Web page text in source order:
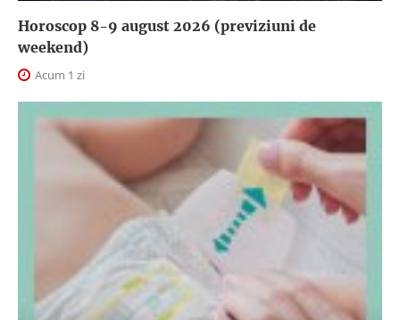
Horoscop 8-9 august 2026 (previziuni de
weekend)
Acum 1 zi